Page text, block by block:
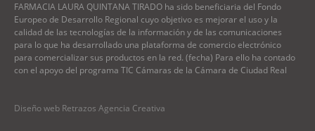
FARMACIA LAURA QUINTANA TIRADO ha sido beneficiaria del Fondo
Europeo de Desarrollo Regional cuyo objetivo es mejorar el uso y la
calidad de las tecnologías de la información y de las comunicaciones
para lo que ha desarrollado una plataforma de comercio electrónico
para comercializar sus productos en la red. (fecha) Para ello ha contado
con el apoyo del programa TIC Cámaras de la Cámara de Ciudad Real
Diseño web Retrazos Agencia Creativa